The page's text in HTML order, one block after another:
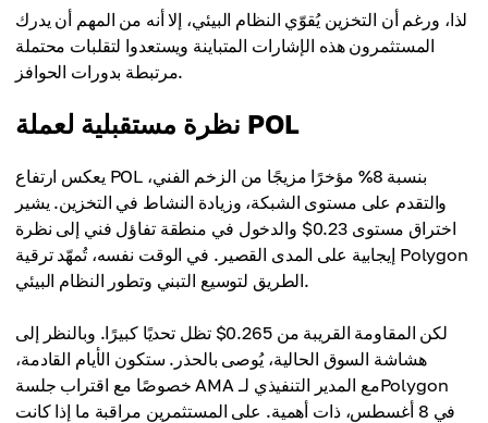
لذا، ورغم أن التخزين يُقوّي النظام البيئي، إلا أنه من المهم أن يدرك
المستثمرون هذه الإشارات المتباينة ويستعدوا لتقلبات محتملة
مرتبطة بدورات الحوافز.
نظرة مستقبلية لعملة POL
يعكس ارتفاع POL بنسبة 8% مؤخرًا مزيجًا من الزخم الفني،
والتقدم على مستوى الشبكة، وزيادة النشاط في التخزين. يشير
اختراق مستوى 0.23$ والدخول في منطقة تفاؤل فني إلى نظرة
إيجابية على المدى القصير. في الوقت نفسه، تُمهّد ترقية Polygon
الطريق لتوسيع التبني وتطور النظام البيئي.
لكن المقاومة القريبة من 0.265$ تظل تحديًا كبيرًا. وبالنظر إلى
هشاشة السوق الحالية، يُوصى بالحذر. ستكون الأيام القادمة،
خصوصًا مع اقتراب جلسة AMA مع المدير التنفيذي لـPolygon
في 8 أغسطس، ذات أهمية. على المستثمرين مراقبة ما إذا كانت